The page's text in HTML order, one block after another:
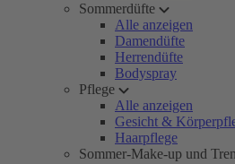
Sommerdüfte
Alle anzeigen
Damendüfte
Herrendüfte
Bodyspray
Pflege
Alle anzeigen
Gesicht &
Haarpflege
Sommer-Make-up und